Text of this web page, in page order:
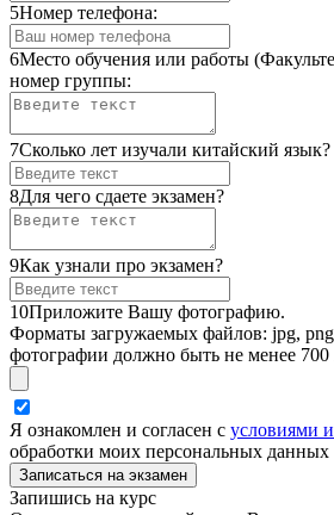
5Номер телефона:
6Место обучения или работы
номер группы:
7Сколько лет изучали китайский язык?
8Для чего сдаете экзамен?
9Как узнали про экзамен?
10Приложите Вашу фотографию.
Форматы загружаемых файлов: jpg,
фотографии должно быть не менее
Я ознакомлен и согласен с условиями
обработки моих персональных данных
Запишись на курс